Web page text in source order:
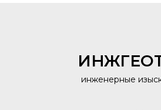
инженерные